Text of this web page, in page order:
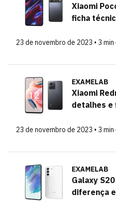
Xiaomi
ficha
23 de novembro de 2023 • 3
EXAMELAB
Xiaomi
detalhes e
23 de novembro de 2023 • 3
EXAMELAB
Galaxy
diferença